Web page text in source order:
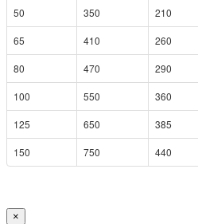
50 350 210
65 410 260
80 470 290
100 550 360
125 650 385
150 750 440
×